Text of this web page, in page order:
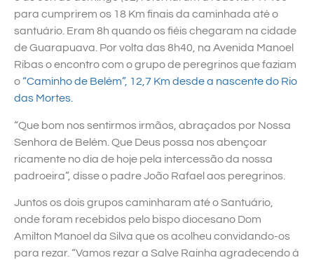
para cumprirem os 18 Km finais da caminhada até o
santuário. Eram 8h quando os fiéis chegaram na cidade
de Guarapuava. Por volta das 8h40, na Avenida Manoel
Ribas o encontro com o grupo de peregrinos que faziam
o“Caminho de Belém”, 12,7 Km desde a nascente do Rio
das Mortes.
“Que bom nos sentirmos irmãos, abraçados por Nossa
Senhora de Belém. Que Deus possa nos abençoar
ricamente no dia de hoje pela intercessão da nossa
padroeira”, disse o padre João Rafael aos peregrinos.
Juntos os dois grupos caminharam até o Santuário,
onde foram recebidos pelo bispo diocesano Dom
Amilton Manoel da Silva que os acolheu convidando-os
para rezar. “Vamos rezar a Salve Rainha agradecendo à